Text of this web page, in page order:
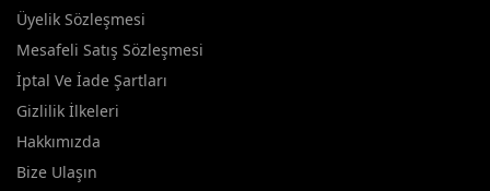
Üyelik Sözleşmesi
Mesafeli Satış Sözleşmesi
İptal Ve İade Şartları
Gizlilik İlkeleri
Hakkımızda
Bize Ulaşın